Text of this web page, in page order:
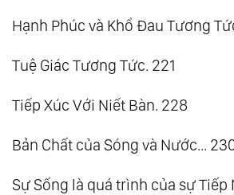
Hạnh Phúc và Khổ Đau Tương
Tuệ Giác Tương Tức. 221
Tiếp Xúc Với Niết Bàn. 228
Bản Chất của Sóng và Nước...
Sự Sống là quá trình của sự Tiếp